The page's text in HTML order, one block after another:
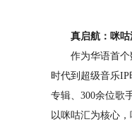
真启航：咪
作为华语首个数
时代到超级音乐
专辑、300余位歌
以咪咕汇为核心